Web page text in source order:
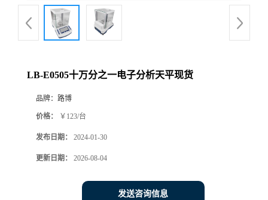
品
厅
LB-E0505十万分之一电子分析天平现货
品牌： 路博
价格： ￥123/台
发布日期： 2024-01-30
更新日期： 2026-08-04
发送咨询信息